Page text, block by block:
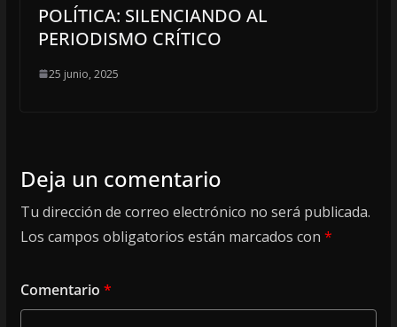
POLÍTICA: SILENCIANDO AL
PERIODISMO CRÍTICO
25 junio, 2025
Deja un comentario
Tu dirección de correo electrónico no será publicada.
Los campos obligatorios están marcados con *
Comentario *